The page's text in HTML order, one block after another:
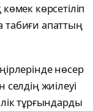
көрсетіліп
табиғи апаттың
нөсер
жиілеуі
тұрғындарды